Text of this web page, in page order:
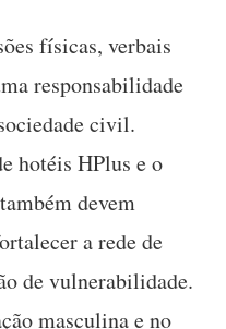
físicas, verbais
responsabilidade
civil.
hotéis HPlus e o
devem
a rede de
de vulnerabilidade.
masculina e no